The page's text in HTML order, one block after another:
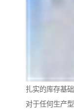
扎实的库存基
对于任何生产